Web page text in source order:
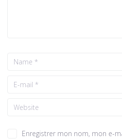
Enregistrer mon nom, mon e-